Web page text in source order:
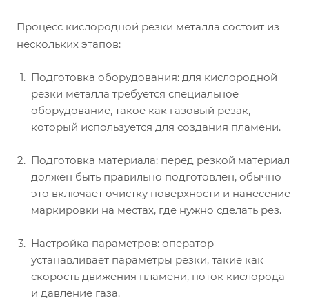
Процесс кислородной резки металла состоит из
нескольких этапов:
Подготовка оборудования: для кислородной
резки металла требуется специальное
оборудование, такое как газовый резак,
который используется для создания пламени.
Подготовка материала: перед резкой материал
должен быть правильно подготовлен, обычно
это включает очистку поверхности и нанесение
маркировки на местах, где нужно сделать рез.
Настройка параметров: оператор
устанавливает параметры резки, такие как
скорость движения пламени, поток кислорода
и давление газа.